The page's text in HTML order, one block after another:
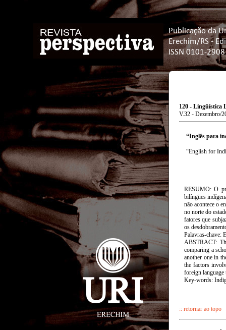
Publicação da
Erechim/RS -
ISSN 0101-2908
120 - Lingüística
V.32 - Dezembro/
“Inglês para
“English for
RESUMO: O
bilíngües
não acontece o
no norte do
fatores que
os
Palavras-chave:
ABSTRACT:
comparing a
another one in
the factors
foreign
Key-words:
:: retornar ao topo